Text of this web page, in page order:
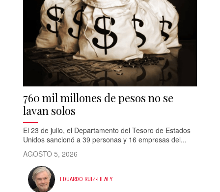
760 mil millones de pesos no se
lavan solos
El 23 de julio, el Departamento del Tesoro de Estados
Unidos sancionó a 39 personas y 16 empresas del...
AGOSTO 5, 2026
EDUARDO RUIZ-HEALY